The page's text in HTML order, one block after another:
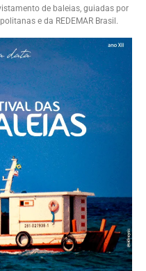
de baleias, guiadas por
e da REDEMAR Brasil.